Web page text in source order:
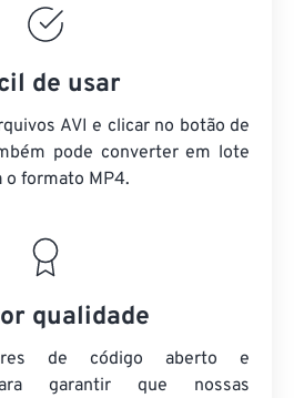
de usar
AVI e clicar no botão de
pode converter em lote
o formato MP4.
qualidade
de código aberto e
garantir que nossas